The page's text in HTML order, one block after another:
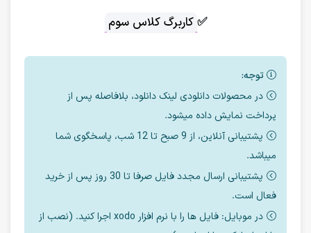
✅ کاربرگ کلاس سوم
توجه:
در محصولات دانلودی لینک دانلود، بلافاصله پس از
پرداخت نمایش داده میشود.
پشتیبانی آنلاین، از 9 صبح تا 12 شب، پاسخگوی شما
میباشد.
پشتیبانی ارسال مجدد فایل صرفا تا 30 روز پس از خرید
فعال است.
در موبایل: فایل ها را با نرم افزار xodo اجرا کنید. (نصب از